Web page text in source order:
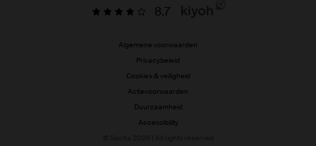
8.7
Algemene voorwaarden
Privacybeleid
Cookies & veiligheid
Actievoorwaarden
Duurzaamheid
Accessibility